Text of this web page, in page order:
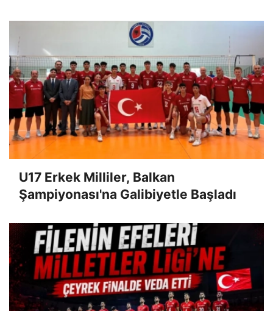
U17 Erkek Milliler, Balkan
Şampiyonası'na Galibiyetle Başladı